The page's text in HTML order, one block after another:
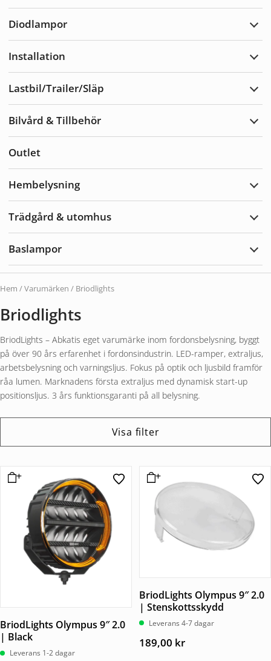
Diodlampor
Installation
Lastbil/Trailer/Släp
Bilvård & Tillbehör
Outlet
Hembelysning
Trädgård & utomhus
Baslampor
Hem / Varumärken / Briodlights
Briodlights
BriodLights – Abkatis eget varumärke inom fordonsbelysning, byggt
på över 90 års erfarenhet i fordonsindustrin. LED-ramper, extraljus,
arbetsbelysning och varningsljus. Fokus på optik och ljusbild framför
råa lumen. Marknadens första extraljus med dynamisk start-up
positionsljus. 3 års funktionsgaranti på all belysning.
Visa filter
BriodLights Olympus 9″ 2.0
| Black
Leverans 1-2 dagar
BriodLights Olympus 9″ 2.0
| Stenskottsskydd
Leverans 4-7 dagar
189,00 kr